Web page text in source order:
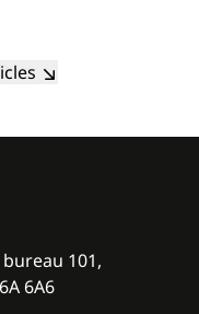
101,
6A6